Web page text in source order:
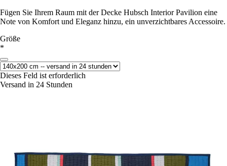
Fügen Sie Ihrem Raum mit der Decke Hubsch Interior Pavilion eine
Note von Komfort und Eleganz hinzu, ein unverzichtbares Accessoire.
Größe
*
Dieses Feld ist erforderlich
Versand in 24 Stunden